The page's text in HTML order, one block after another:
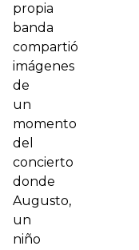
propia
banda
compartió
imágenes
de
un
momento
del
concierto
donde
Augusto,
un
niño